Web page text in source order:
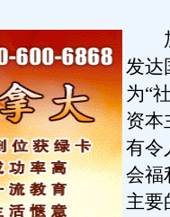
加
发达
为“
资本
有令
会福
主要